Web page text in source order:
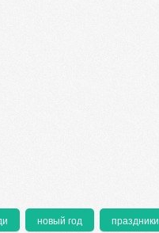
новый год праздники